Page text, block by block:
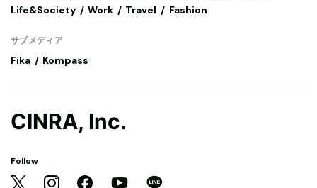
Life&Society
Work Travel Fashion
サブメディア
Fika Kompass
CINRA, Inc.
Follow